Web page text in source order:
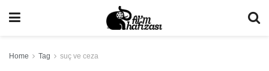
Home Tag suç ve ceza